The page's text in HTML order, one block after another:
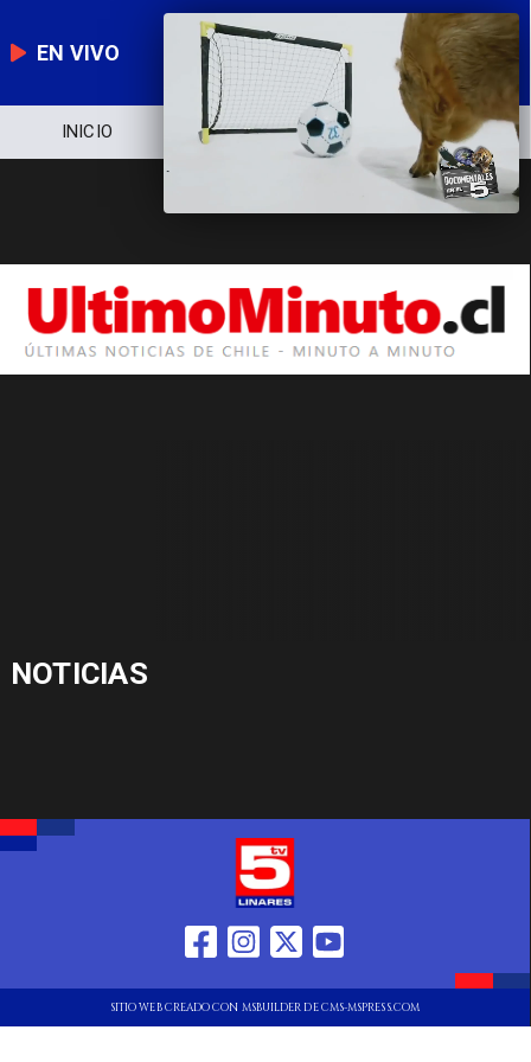
EN VIVO
INICIO NOTICIERO POLÍTICA
NOTICIAS
SITIO WEB CREADO CON MSBUILDER DE CMS-MSPRESS.COM